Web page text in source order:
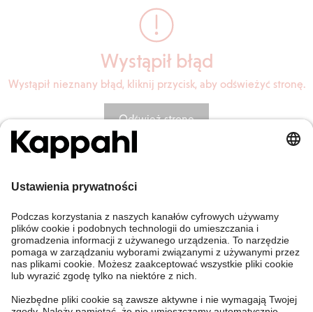
Wystąpił błąd
Wystąpił nieznany błąd, kliknij przycisk, aby odświeżyć stronę.
Odśwież stronę